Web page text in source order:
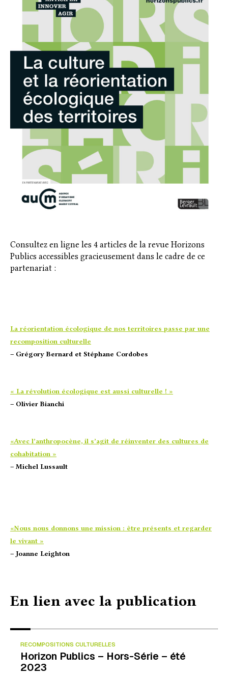
Consultez en ligne les 4 articles de la revue Horizons
Publics accessibles gracieusement dans le cadre de ce
partenariat :
La réorientation écologique de nos territoires passe par une
recomposition culturelle
– Grégory Bernard et Stéphane Cordobes
« La révolution écologique est aussi culturelle ! »
– Olivier Bianchi
«Avec l’anthropocène, il s’agit de réinventer des cultures de
cohabitation »
– Michel Lussault
«Nous nous donnons une mission : être présents et regarder
le vivant »
– Joanne Leighton
En lien avec la publication
RECOMPOSITIONS CULTURELLES
Horizon Publics – Hors-Série – été
2023